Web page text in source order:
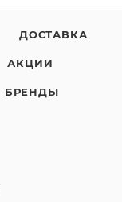
ДОСТАВКА
АКЦИИ
БРЕНДЫ